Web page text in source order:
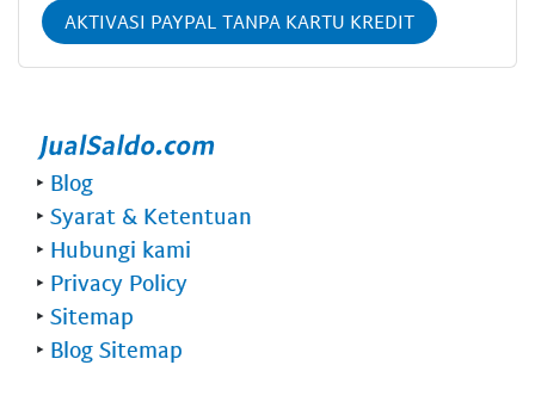
AKTIVASI PAYPAL TANPA KARTU KREDIT
‣ Blog
‣ Syarat & Ketentuan
‣ Hubungi kami
‣ Privacy Policy
‣ Sitemap
‣ Blog Sitemap